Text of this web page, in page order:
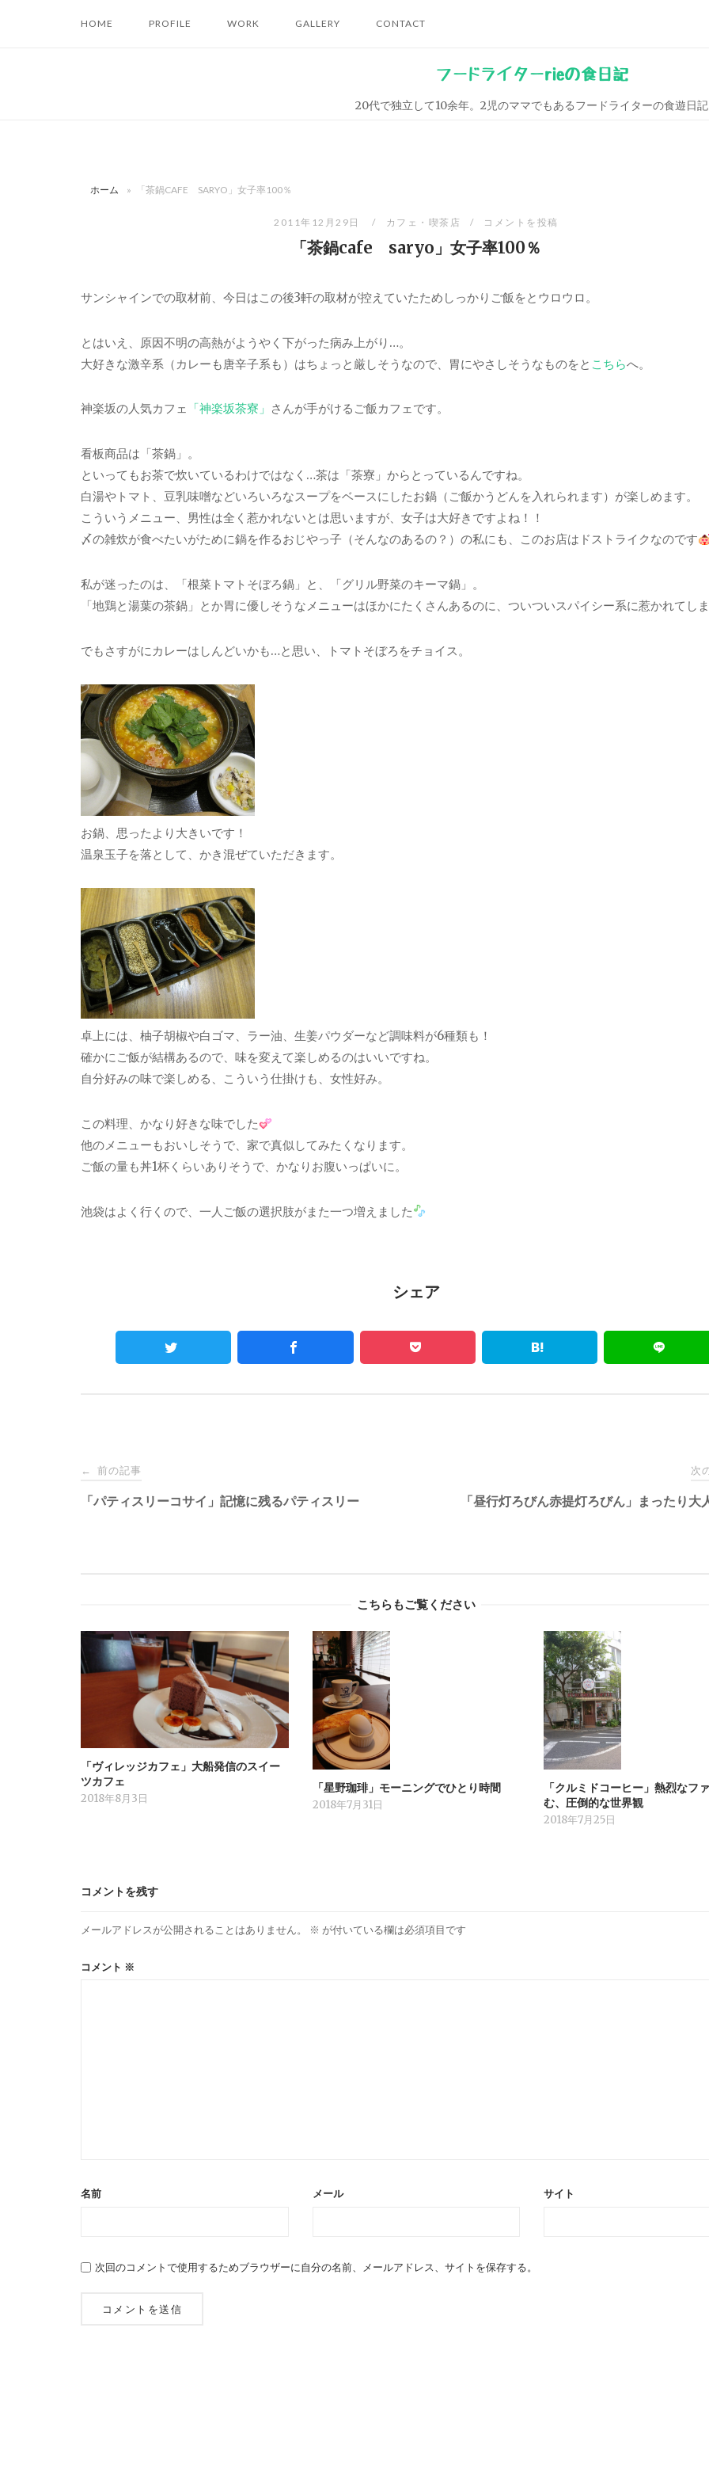
HOME PROFILE WORK GALLERY CONTACT
フードライターrieの食日記
20代で独立して10余年。2児のママでもあるフードライターの食遊日記
ホーム » 「茶鍋CAFE SARYO」女子率100％
2011年12月29日 カフェ・喫茶店 コメントを投稿
「茶鍋cafe saryo」女子率100％
サンシャインでの取材前、今日はこの後3軒の取材が控えていたためしっかりご飯をとウロウロ。
とはいえ、原因不明の高熱がようやく下がった病み上がり…。
大好きな激辛系（カレーも唐辛子系も）はちょっと厳しそうなので、胃にやさしそうなものをと こちらへ。
神楽坂の人気カフェ 「神楽坂茶寮」 さんが手がけるご飯カフェです。
看板商品は「茶鍋」。
といってもお茶で炊いているわけではなく…茶は「茶寮」からとっているんですね。
白湯やトマト、豆乳味噌などいろいろなスープをベースにしたお鍋（ご飯かうどんを入れられます）が楽しめます。
こういうメニュー、男性は全く惹かれないとは思いますが、女子は大好きですよね！！
〆の雑炊が食べたいがために鍋を作るおじやっ子（そんなのあるの？）の私にも、このお店はドストライクなのです
私が迷ったのは、「根菜トマトそぼろ鍋」と、「グリル野菜のキーマ鍋」。
「地鶏と湯葉の茶鍋」とか胃に優しそうなメニューはほかにたくさんあるのに、ついついスパイシー系に惹かれてし
でもさすがにカレーはしんどいかも…と思い、トマトそぼろをチョイス。
お鍋、思ったより大きいです！
温泉玉子を落として、かき混ぜていただきます。
卓上には、柚子胡椒や白ゴマ、ラー油、生姜パウダーなど調味料が6種類も！
確かにご飯が結構あるので、味を変えて楽しめるのはいいですね。
自分好みの味で楽しめる、こういう仕掛けも、女性好み。
この料理、かなり好きな味でした
他のメニューもおいしそうで、家で真似してみたくなります。
ご飯の量も丼1杯くらいありそうで、かなりお腹いっぱいに。
池袋はよく行くので、一人ご飯の選択肢がまた一つ増えました
シェア
Post
navigation
← 前の記事
「パティスリーコサイ」記憶に残るパティスリー
次
「昼行灯ろびん赤提灯ろびん」まったり大
こちらもご覧ください
「ヴィレッジカフェ」大船発信のスイー
ツカフェ
2018年8月3日
「星野珈琲」モーニングでひとり時間
2018年7月31日
「クルミドコーヒー」熱烈なフ
む、圧倒的な世界観
2018年7月25日
コメントを残す
メールアドレスが公開されることはありません。 ※ が付いている欄は必須項目です
コメント ※
名前 メール サイト
次回のコメントで使用するためブラウザーに自分の名前、メールアドレス、サイトを保存する。